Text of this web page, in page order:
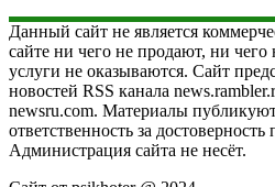
Данный сайт не является
сайте ни чего не продают, ни
услуги не оказываются. Сайт
новостей RSS канала
newsru.com. Материалы
ответственность за
Администрация сайта не несёт.